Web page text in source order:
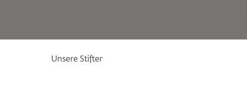
Unsere Stifter